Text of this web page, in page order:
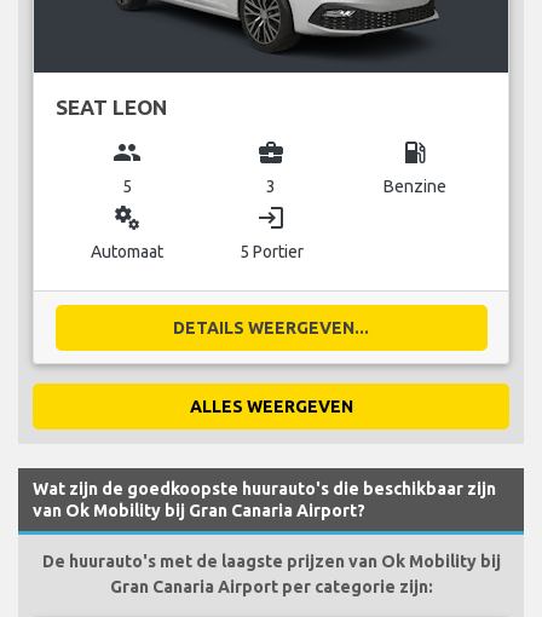
SEAT LEON
group
5
business_center
3
local_gas_station
Benzine
miscellaneous_services
Automaat
login
5 Portier
DETAILS WEERGEVEN...
ALLES WEERGEVEN
Wat zijn de goedkoopste huurauto's die beschikbaar zijn
van Ok Mobility bij Gran Canaria Airport?
De huurauto's met de laagste prijzen van Ok Mobility bij
Gran Canaria Airport per categorie zijn: